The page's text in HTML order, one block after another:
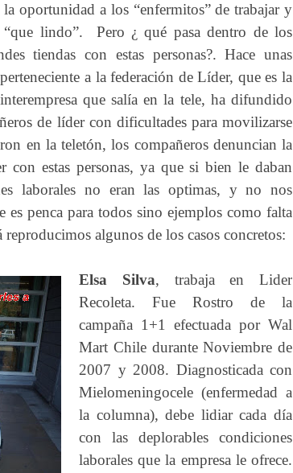
la oportunidad a los “enfermitos” de trabajar y
“que lindo”. Pero ¿ qué pasa dentro de los
tiendas con estas personas?. Hace unas
a la federación de Líder, que es la
que salía en la tele, ha difundido
de líder con dificultades para movilizarse
en la teletón, los compañeros denuncian la
con estas personas, ya que si bien le daban
laborales no eran las optimas, y no nos
es penca para todos sino ejemplos como falta
reproducimos algunos de los casos concretos:
Elsa Silva, trabaja en Lider
Recoleta. Fue Rostro de la
campaña 1+1 efectuada por Wal
Mart Chile durante Noviembre de
2007 y 2008. Diagnosticada con
Mielomeningocele (enfermedad a
la columna), debe lidiar cada día
con las deplorables condiciones
laborales que la empresa le ofrece.